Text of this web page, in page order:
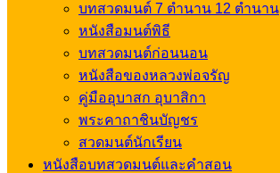
บทสวดมนต์ 7 ตำนาน 12 ตำนาน
หนังสือมนต์พิธี
บทสวดมนต์ก่อนนอน
หนังสือของหลวงพ่อจรัญ
คู่มืออุบาสก อุบาสิกา
พระคาถาชินบัญชร
สวดมนต์นักเรียน
หนังสือบทสวดมนต์และคำสอน